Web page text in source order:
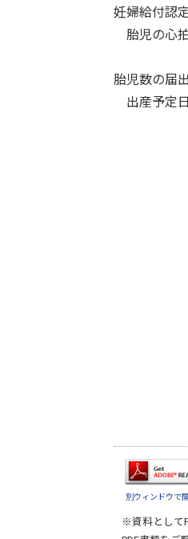
妊婦給付認
胎児の心
胎児数の届
出産予定
別ウィンドウで
※資料として